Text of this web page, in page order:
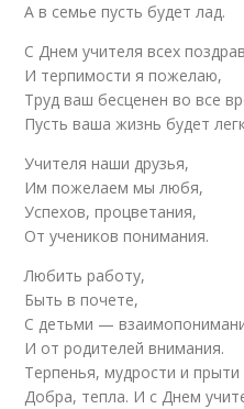
А в семье пусть будет лад.
С Днем учителя всех
И терпимости я пожелаю,
Труд ваш бесценен во все
Пусть ваша жизнь будет
Учителя наши друзья,
Им пожелаем мы любя,
Успехов, процветания,
От учеников понимания.
Любить работу,
Быть в почете,
С детьми —
И от родителей внимания.
Терпенья, мудрости и
Добра, тепла. И с Днем